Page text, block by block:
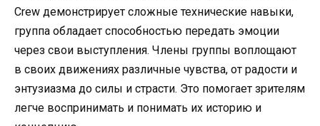
Crew демонстрирует сложные технические навыки,
группа обладает способностью передать эмоции
через свои выступления. Члены группы воплощают
в своих движениях различные чувства, от радости и
энтузиазма до силы и страсти. Это помогает зрителям
легче воспринимать и понимать их историю и